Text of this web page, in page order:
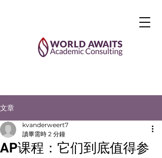
文章
AP课程：它们到底值得参
kvanderweert7
讀畢需時 2 分鐘